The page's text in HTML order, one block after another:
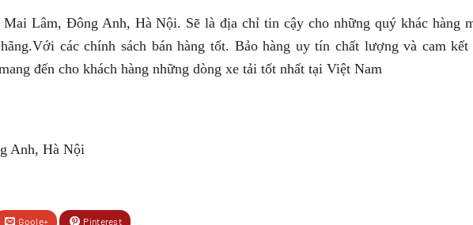
Lâm, Đông Anh, Hà Nội. Sẽ là địa chỉ tin cậy cho những quý khác hàng
các chính sách bán hàng tốt. Bảo hàng uy tín chất lượng và cam kết
đến cho khách hàng những dòng xe tải tốt nhất tại Việt Nam
Anh, Hà Nội
Goole+ Pinterest